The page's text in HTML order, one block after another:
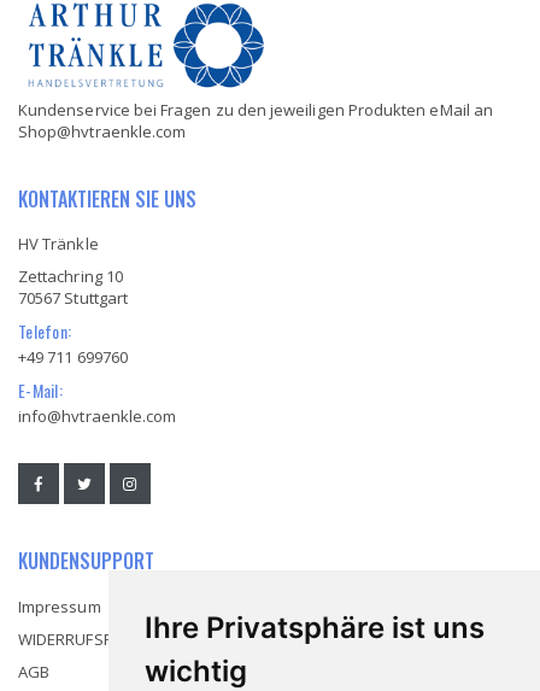
Ihre Privatsphäre ist uns
wichtig
Kundenservice bei Fragen zu den jeweiligen Produkten eMail an
Shop@hvtraenkle.com
KONTAKTIEREN SIE UNS
HV Tränkle
Zettachring 10
70567 Stuttgart
Telefon:
+49 711 699760
E-Mail:
info@hvtraenkle.com
KUNDENSUPPORT
Impressum
WIDERRUFSRECHT
AGB